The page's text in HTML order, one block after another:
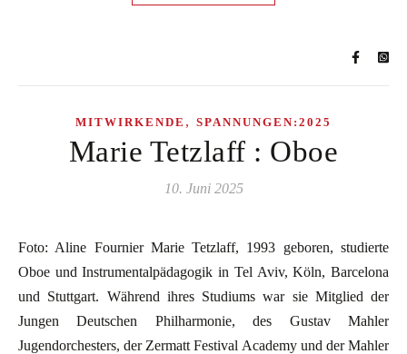
MITWIRKENDE , SPANNUNGEN:2025
Marie Tetzlaff : Oboe
10. Juni 2025
Foto: Aline Fournier Marie Tetzlaff, 1993 geboren, studierte
Oboe und Instrumentalpädagogik in Tel Aviv, Köln, Barcelona
und Stuttgart. Während ihres Studiums war sie Mitglied der
Jungen Deutschen Philharmonie, des Gustav Mahler
Jugendorchesters, der Zermatt Festival Academy und der Mahler